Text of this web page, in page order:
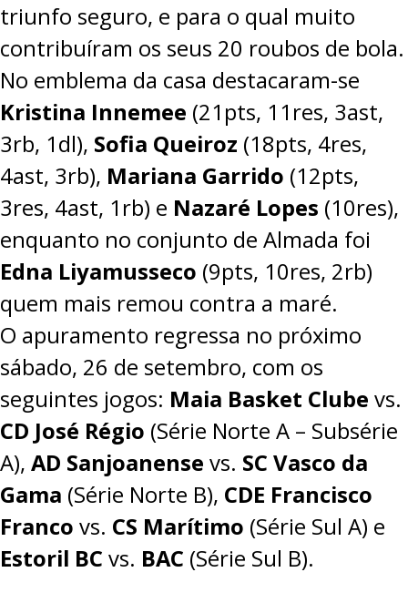
triunfo seguro, e para o qual muito
contribuíram os seus 20 roubos de bola.
No emblema da casa destacaram-se
Kristina Innemee (21pts, 11res, 3ast,
3rb, 1dl), Sofia Queiroz (18pts, 4res,
4ast, 3rb), Mariana Garrido (12pts,
3res, 4ast, 1rb) e Nazaré Lopes (10res),
enquanto no conjunto de Almada foi
Edna Liyamusseco (9pts, 10res, 2rb)
quem mais remou contra a maré.
O apuramento regressa no próximo
sábado, 26 de setembro, com os
seguintes jogos: Maia Basket Clube vs.
CD José Régio (Série Norte A – Subsérie
A), AD Sanjoanense vs. SC Vasco da
Gama (Série Norte B), CDE Francisco
Franco vs. CS Marítimo (Série Sul A) e
Estoril BC vs. BAC (Série Sul B).